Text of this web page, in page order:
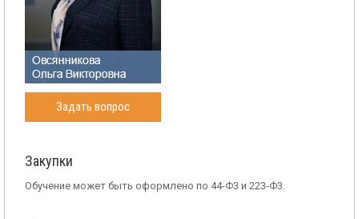
Задать вопрос
Закупки
Обучение может быть оформлено по 44-Ф3 и 223-Ф3.